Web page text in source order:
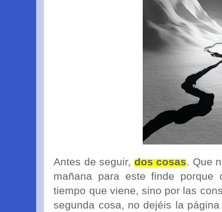
Antes de seguir, dos cosas . Que
mañana para este finde
tiempo que viene, sino por las
segunda cosa, no dejéis la